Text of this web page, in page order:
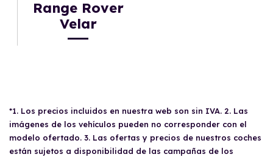
Range Rover
Velar
*1. Los precios incluidos en nuestra web son sin IVA. 2. Las
imágenes de los vehículos pueden no corresponder con el
modelo ofertado. 3. Las ofertas y precios de nuestros coches
están sujetos a disponibilidad de las campañas de los